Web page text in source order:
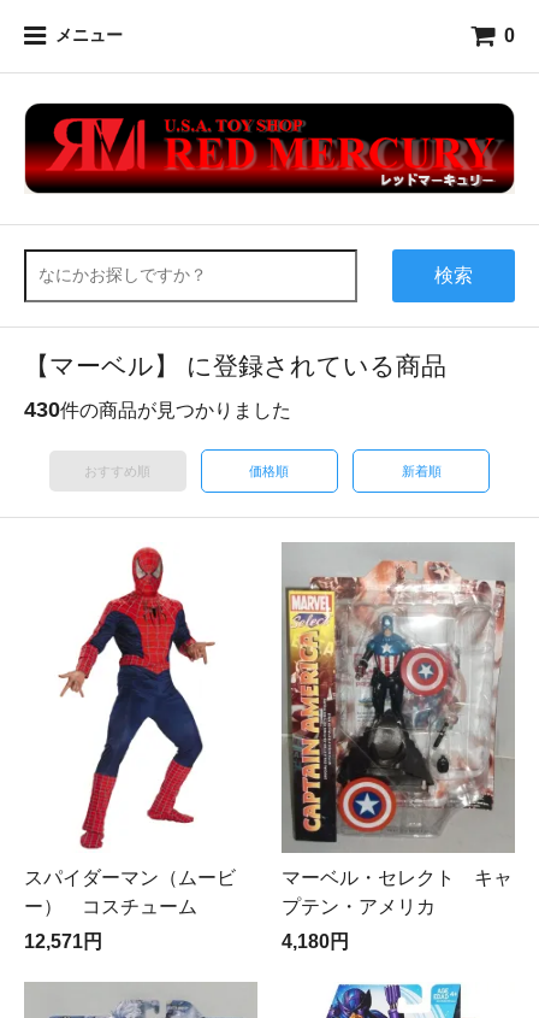
メニュー 0
検索
【マーベル】 に登録されている商品
430件の商品が見つかりました
おすすめ順 価格順 新着順
スパイダーマン（ムービ
ー） コスチューム
12,571円
マーベル・セレクト キャ
プテン・アメリカ
4,180円